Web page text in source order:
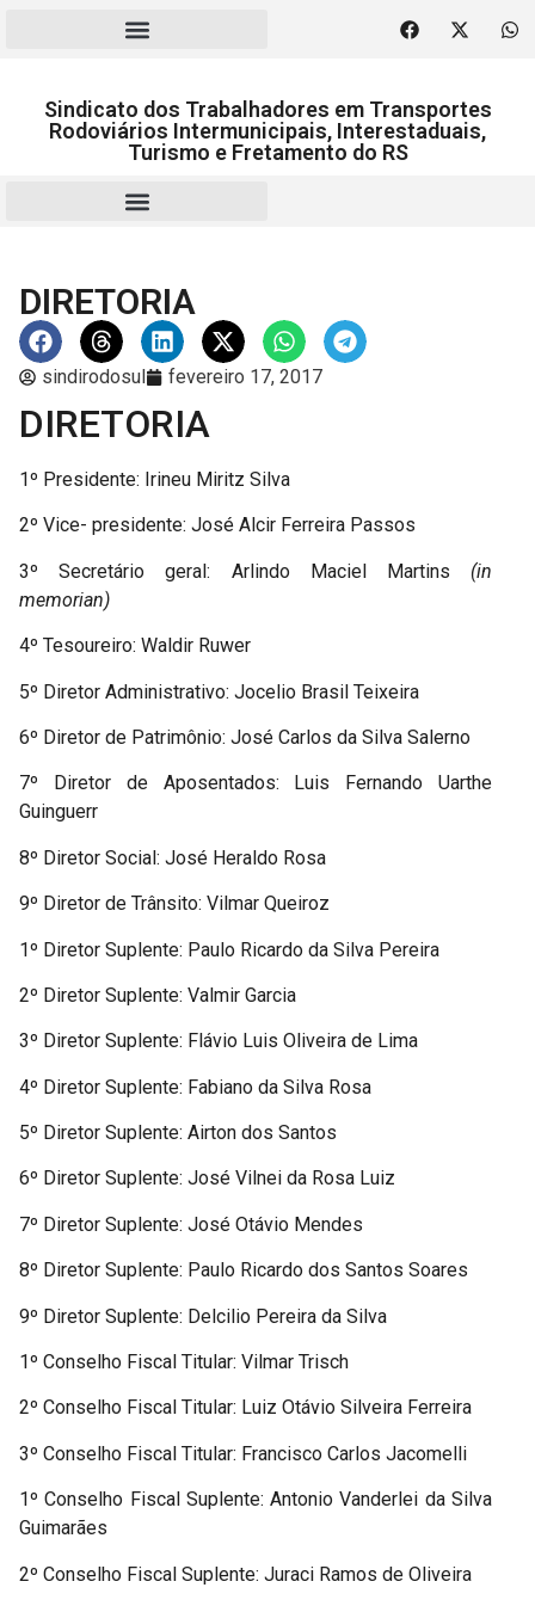
Sindicato dos Trabalhadores em Transportes
Rodoviários Intermunicipais, Interestaduais,
Turismo e Fretamento do RS
DIRETORIA
sindirodosul fevereiro 17, 2017
DIRETORIA
1º Presidente: Irineu Miritz Silva
2º Vice- presidente: José Alcir Ferreira Passos
3º Secretário geral: Arlindo Maciel Martins (in
memorian)
4º Tesoureiro: Waldir Ruwer
5º Diretor Administrativo: Jocelio Brasil Teixeira
6º Diretor de Patrimônio: José Carlos da Silva Salerno
7º Diretor de Aposentados: Luis Fernando Uarthe
Guinguerr
8º Diretor Social: José Heraldo Rosa
9º Diretor de Trânsito: Vilmar Queiroz
1º Diretor Suplente: Paulo Ricardo da Silva Pereira
2º Diretor Suplente: Valmir Garcia
3º Diretor Suplente: Flávio Luis Oliveira de Lima
4º Diretor Suplente: Fabiano da Silva Rosa
5º Diretor Suplente: Airton dos Santos
6º Diretor Suplente: José Vilnei da Rosa Luiz
7º Diretor Suplente: José Otávio Mendes
8º Diretor Suplente: Paulo Ricardo dos Santos Soares
9º Diretor Suplente: Delcilio Pereira da Silva
1º Conselho Fiscal Titular: Vilmar Trisch
2º Conselho Fiscal Titular: Luiz Otávio Silveira Ferreira
3º Conselho Fiscal Titular: Francisco Carlos Jacomelli
1º Conselho Fiscal Suplente: Antonio Vanderlei da Silva
Guimarães
2º Conselho Fiscal Suplente: Juraci Ramos de Oliveira